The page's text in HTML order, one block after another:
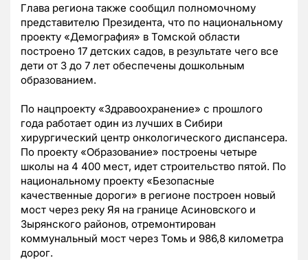
Глава региона также сообщил полномочному
представителю Президента, что по национальному
проекту «Демография» в Томской области
построено 17 детских садов, в результате чего все
дети от 3 до 7 лет обеспечены дошкольным
образованием.
По нацпроекту «Здравоохранение» с прошлого
года работает один из лучших в Сибири
хирургический центр онкологического диспансера.
По проекту «Образование» построены четыре
школы на 4 400 мест, идет строительство пятой. По
национальному проекту «Безопасные
качественные дороги» в регионе построен новый
мост через реку Яя на границе Асиновского и
Зырянского районов, отремонтирован
коммунальный мост через Томь и 986,8 километра
дорог.